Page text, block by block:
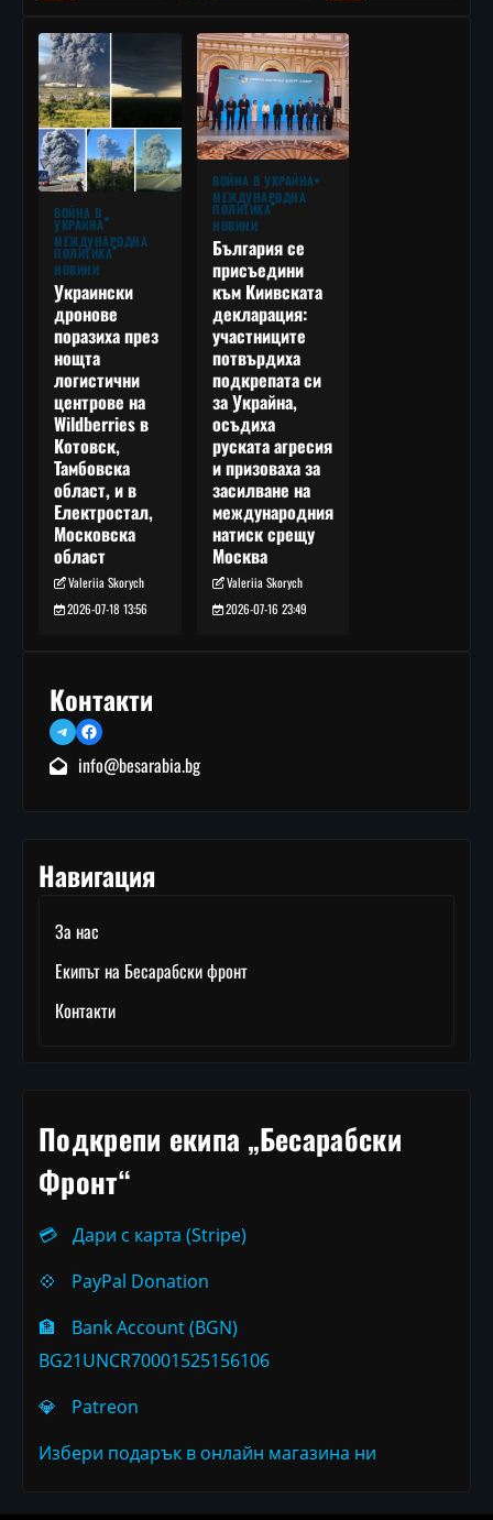
ВОЙНА В
УКРАЙНА
МЕЖДУНАРОДНА
ПОЛИТИКА
НОВИНИ
Украински
дронове
поразиха през
нощта
логистични
центрове на
Wildberries в
Котовск,
Тамбовска
област, и в
Електростал,
Московска
област
Valeriia Skorych
2026-07-18 13:56
ВОЙНА В УКРАЙНА
МЕЖДУНАРОДНА
ПОЛИТИКА
НОВИНИ
България се
присъедини
към Киивската
декларация:
участниците
потвърдиха
подкрепата си
за Украйна,
осъдиха
руската агресия
и призоваха за
засилване на
международния
натиск срещу
Москва
Valeriia Skorych
2026-07-16 23:49
Контакти
TelegramFacebook
info@besarabia.bg
Навигация
За нас
Екипът на Бесарабски фронт
Контакти
Подкрепи екипа „Бесарабски
Фронт“
💳
Дари с карта (Stripe)
💠
PayPal Donation
🏦
Bank Account (BGN)
BG21UNCR70001525156106
💎
Patreon
Избери подарък в онлайн магазина ни